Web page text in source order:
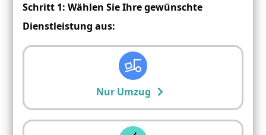
Schritt 1: Wählen Sie Ihre gewünschte
Dienstleistung aus:
Nur Umzug